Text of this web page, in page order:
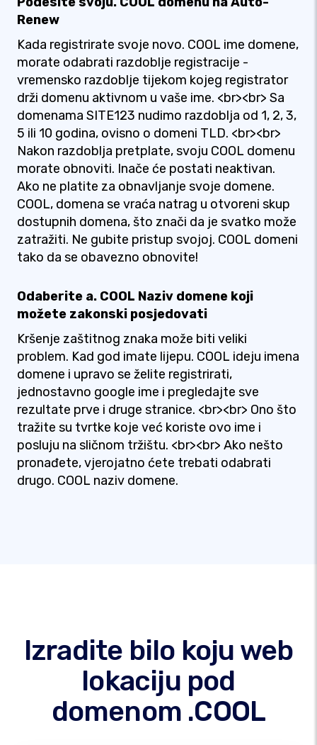
Renew
Kada registrirate svoje novo. COOL ime domene,
morate odabrati razdoblje registracije -
vremensko razdoblje tijekom kojeg registrator
drži domenu aktivnom u vaše ime. <br><br> Sa
domenama SITE123 nudimo razdoblja od 1, 2, 3,
5 ili 10 godina, ovisno o domeni TLD. <br><br>
Nakon razdoblja pretplate, svoju COOL domenu
morate obnoviti. Inače će postati neaktivan.
Ako ne platite za obnavljanje svoje domene.
COOL, domena se vraća natrag u otvoreni skup
dostupnih domena, što znači da je svatko može
zatražiti. Ne gubite pristup svojoj. COOL domeni
tako da se obavezno obnovite!
Odaberite a. COOL Naziv domene koji
možete zakonski posjedovati
Kršenje zaštitnog znaka može biti veliki
problem. Kad god imate lijepu. COOL ideju imena
domene i upravo se želite registrirati,
jednostavno google ime i pregledajte sve
rezultate prve i druge stranice. <br><br> Ono što
tražite su tvrtke koje već koriste ovo ime i
posluju na sličnom tržištu. <br><br> Ako nešto
pronađete, vjerojatno ćete trebati odabrati
drugo. COOL naziv domene.
Izradite bilo koju web
lokaciju pod
domenom .COOL